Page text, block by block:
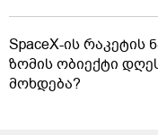
SpaceX-ის
ზომის ობიექტი
მოხდება?